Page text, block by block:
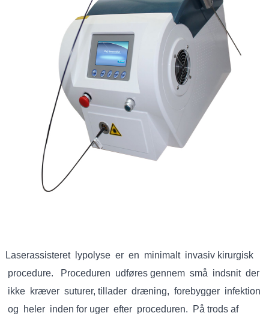
Laserassisteret lypolyse er en minimalt invasiv kirurgisk
procedure. Proceduren udføres gennem små indsnit der
ikke kræver suturer, tillader dræning, forebygger infektion
og heler inden for uger efter proceduren. På trods af